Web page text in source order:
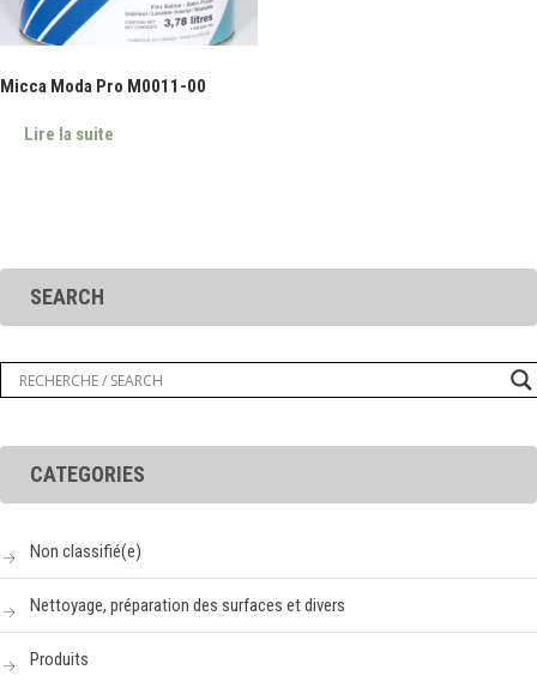
Micca Moda Pro M0011-00
Lire la suite
SEARCH
CATEGORIES
Non classifié(e)
Nettoyage, préparation des surfaces et divers
Produits